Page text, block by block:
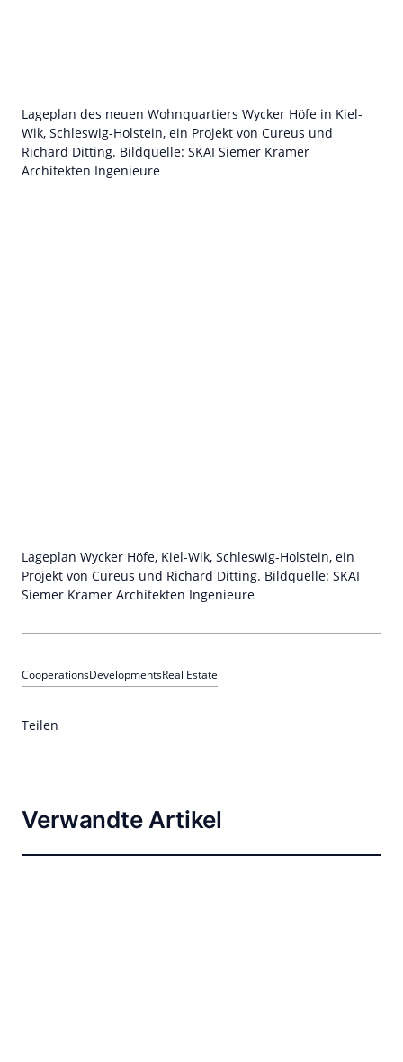
Lageplan des neuen Wohnquartiers Wycker Höfe in Kiel-
Wik, Schleswig-Holstein, ein Projekt von Cureus und
Richard Ditting. Bildquelle: SKAI Siemer Kramer
Architekten Ingenieure
Lageplan Wycker Höfe, Kiel-Wik, Schleswig-Holstein, ein
Projekt von Cureus und Richard Ditting. Bildquelle: SKAI
Siemer Kramer Architekten Ingenieure
CooperationsDevelopmentsReal Estate
Teilen
Verwandte Artikel